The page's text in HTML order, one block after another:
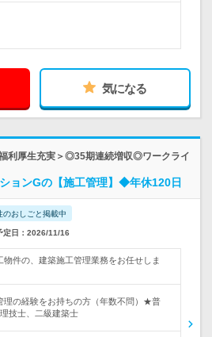
気になる
利厚生充実＞◎35期連続増収◎ワークライ
ョンGの【施工管理】◆年休120日
のおしごと掲載中
定日：2026/11/16
件の、建築施工管理業務をお任せしま
の経験をお持ちの方（年数不問）★普
技士、二級建築士